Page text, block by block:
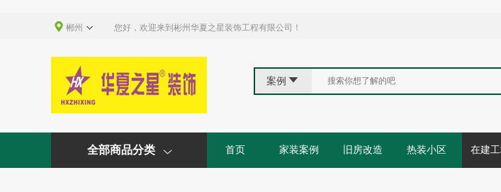
 郴州 您好，欢迎来到彬州华夏之星装饰工程有限公司！
案例 
全部商品分类  首页 家装案例 旧房改造 热装小区 在建